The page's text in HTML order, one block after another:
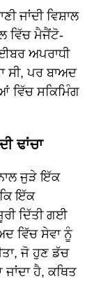
ਜਾਂਦੀ ਵਿਸ਼ਾਲ
ਵਿੱਚ ਮੈਜੈਂਟੋ-
ਅਪਰਾਧੀ
ਸੀ, ਪਰ ਬਾਅਦ
ਵਿੱਚ ਸਕਿਮਿੰਗ
ਢਾਂਚਾ
ਜੁੜੇ ਇੱਕ
ਇੱਕ
ਦਿੱਤੀ ਗਈ
ਵਿੱਚ ਸੇਵਾ ਨੂੰ
ਜੋ ਹੁਣ ਡੱਚ
ਹੈ, ਕਥਿਤ